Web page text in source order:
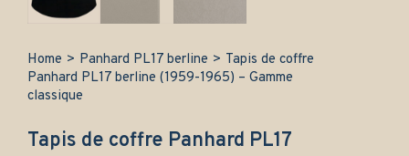
Home > Panhard PL17 berline > Tapis de coffre
Panhard PL17 berline (1959-1965) – Gamme
classique
Tapis de coffre Panhard PL17